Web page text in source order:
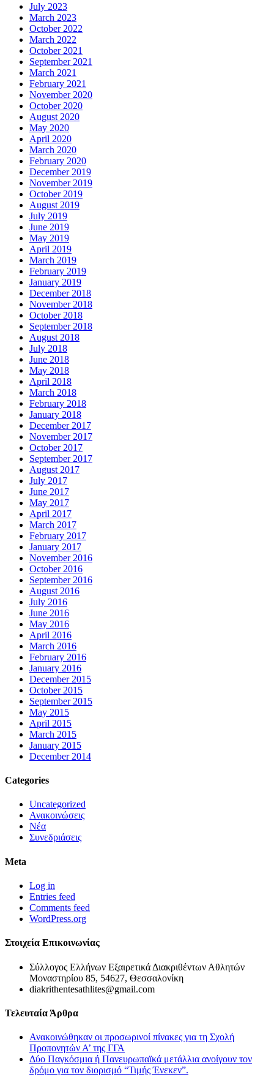
July 2023
March 2023
October 2022
March 2022
October 2021
September 2021
March 2021
February 2021
November 2020
October 2020
August 2020
May 2020
April 2020
March 2020
February 2020
December 2019
November 2019
October 2019
August 2019
July 2019
June 2019
May 2019
April 2019
March 2019
February 2019
January 2019
December 2018
November 2018
October 2018
September 2018
August 2018
July 2018
June 2018
May 2018
April 2018
March 2018
February 2018
January 2018
December 2017
November 2017
October 2017
September 2017
August 2017
July 2017
June 2017
May 2017
April 2017
March 2017
February 2017
January 2017
November 2016
October 2016
September 2016
August 2016
July 2016
June 2016
May 2016
April 2016
March 2016
February 2016
January 2016
December 2015
October 2015
September 2015
May 2015
April 2015
March 2015
January 2015
December 2014
Categories
Uncategorized
Ανακοινώσεις
Νέα
Συνεδριάσεις
Meta
Log in
Entries feed
Comments feed
WordPress.org
Στοιχεία Επικοινωνίας
Σύλλογος Ελλήνων Εξαιρετικά Διακριθέντων Αθλητών
Μοναστηρίου 85, 54627, Θεσσαλονίκη
diakrithentesathlites@gmail.com
Τελευταία Άρθρα
Ανακοινώθηκαν οι προσωρινοί πίνακες για τη Σχολή
Προπονητών Α’ της ΓΓΑ
Δύο Παγκόσμια ή Πανευρωπαϊκά μετάλλια ανοίγουν τον
δρόμο για τον διορισμό “Τιμής Ένεκεν”.